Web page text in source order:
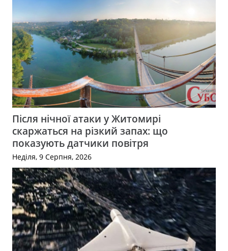
Після нічної атаки у Житомирі
скаржаться на різкий запах: що
показують датчики повітря
Неділя, 9 Серпня, 2026